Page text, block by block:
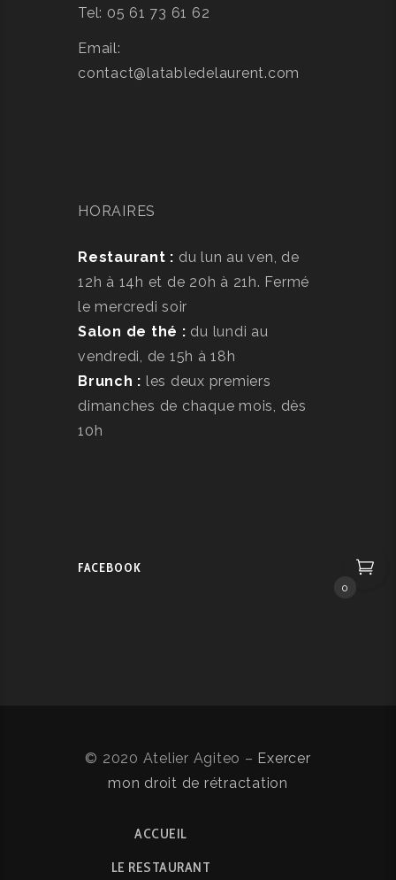
Tel: 05 61 73 61 62
Email:
contact@latabledelaurent.com
HORAIRES
Restaurant : du lun au ven, de
12h à 14h et de 20h à 21h. Fermé
le mercredi soir
Salon de thé : du lundi au
vendredi, de 15h à 18h
Brunch : les deux premiers
dimanches de chaque mois, dès
10h
FACEBOOK
© 2020 Atelier Agiteo – Exercer
mon droit de rétractation
ACCUEIL
LE RESTAURANT
0